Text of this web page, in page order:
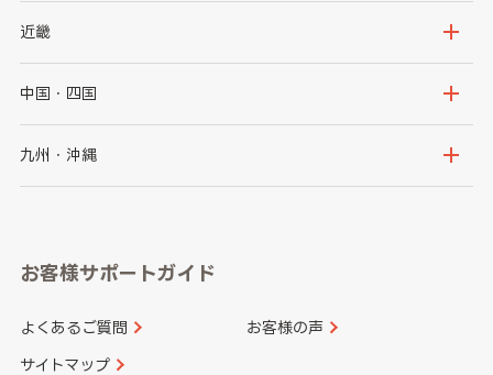
秋田県
群馬県
千葉県
新潟県
石川県
山梨県
愛知県
近畿
大阪府
京都府
和歌山県
中国・四国
鳥取県
山口県
香川県 愛媛県
九州・沖縄
長崎県
大分県 宮崎県
お客様サポートガイド
よくあるご質問 お客様の声
サイトマップ